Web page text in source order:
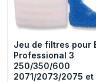
Jeu de filtres pour
Professional 3
250/350/600
2071/2073/2075 et